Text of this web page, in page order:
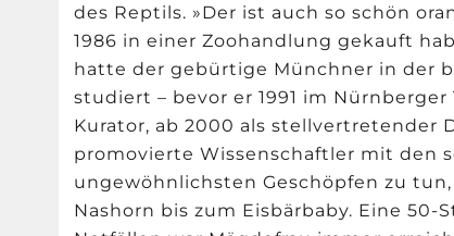
des Reptils. »Der ist auch so schön
1986 in einer Zoohandlung gekauft
hatte der gebürtige Münchner in der
studiert – bevor er 1991 im
Kurator, ab 2000 als stellvertretender
promovierte Wissenschaftler mit den
ungewöhnlichsten Geschöpfen zu
Nashorn bis zum Eisbärbaby. Eine 50-